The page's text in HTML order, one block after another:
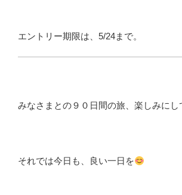
エントリー期限は、5/24まで。
みなさまとの９０日間の旅、楽しみにし
それでは今日も、良い一日を